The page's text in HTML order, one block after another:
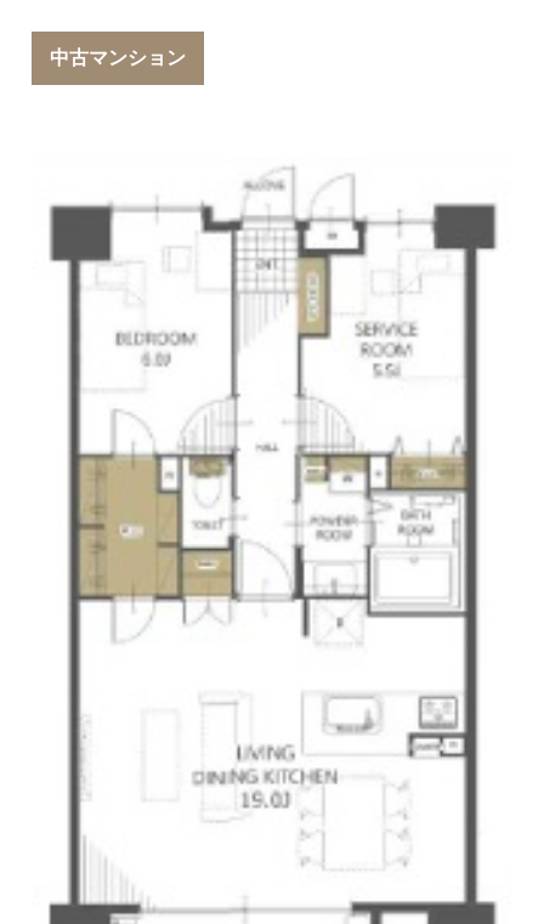
中古マンション